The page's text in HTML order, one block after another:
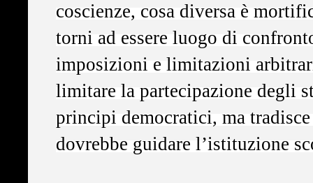
coscienze, cosa diversa è
torni ad essere luogo di
imposizioni e limitazioni
limitare la partecipazione degli
principi democratici, ma
dovrebbe guidare l’istituzione